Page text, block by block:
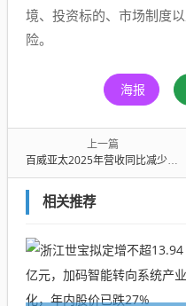
境、投资标的、市场制度
险。
海报
上一篇
百威亚太2025年营收同比减少6.1%，股东溢利跌超三成！中国市场啤酒销量下滑8.6%
相关推荐